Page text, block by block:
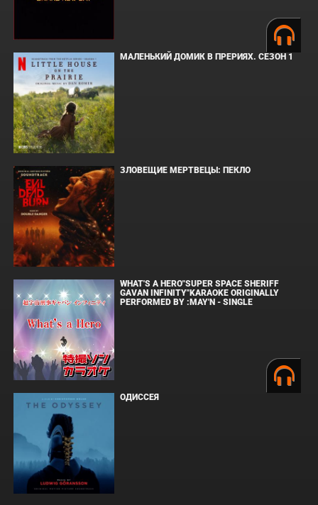
МАЛЕНЬКИЙ ДОМИК В ПРЕРИЯХ. СЕЗОН 1
ЗЛОВЕЩИЕ МЕРТВЕЦЫ: ПЕКЛО
WHAT'S A HERO"SUPER SPACE SHERIFF
GAVAN INFINITY"KARAOKE ORIGINALLY
PERFORMED BY :MAY'N - SINGLE
ОДИССЕЯ